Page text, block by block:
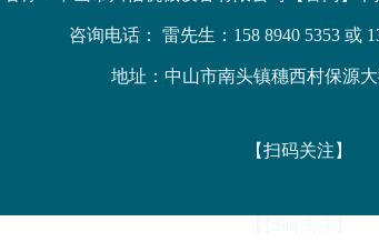
咨询电话： 雷先生：158 8940 5353 或
地址：中山市南头镇穗西村保源
【扫码关注】